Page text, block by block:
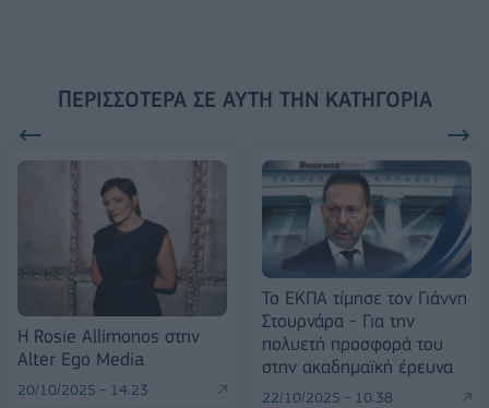
ΠΕΡΙΣΣΌΤΕΡΑ ΣΕ ΑΥΤΉ ΤΗΝ ΚΑΤΗΓΟΡΊΑ
Η Rosie Allimonos στην
Alter Ego Media
20/10/2025 - 14:23
Το ΕΚΠΑ τίμησε τον Γιάννη
Στουρνάρα - Για την
πολυετή προσφορά του
στην ακαδημαϊκή έρευνα
22/10/2025 - 10:38